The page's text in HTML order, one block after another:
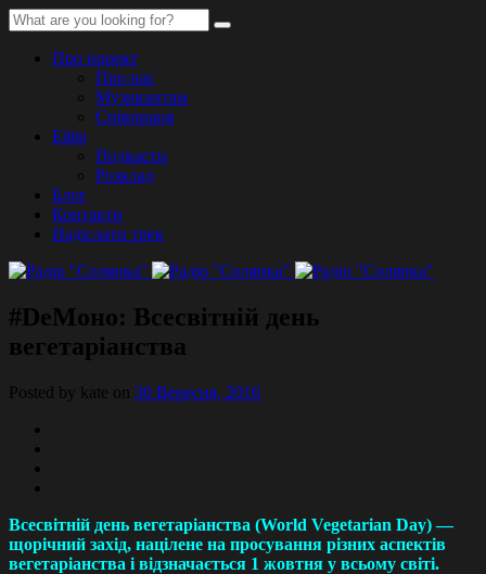
Про проект
Про нас
Музикантам
Співпраця
Ефір
Подкасти
Розклад
Блог
Контакти
Надіслати трек
#DeМоно: Всесвітній день
вегетаріанства
Posted by kate on 30 Вересня, 2016
Всесвітній день вегетаріанства (World Vegetarian Day) —
щорічний захід, націлене на просування різних аспектів
вегетаріанства і відзначається 1 жовтня у всьому світі.